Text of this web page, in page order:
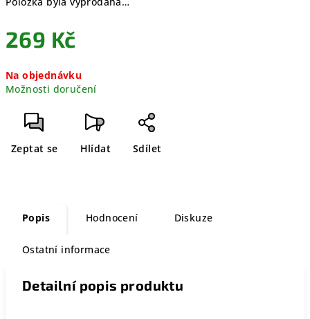
269 Kč
cena:
Na objednávku
Možnosti doručení
Zeptat se Hlídat Sdílet
Popis Hodnocení Diskuze
Ostatní informace
Detailní popis produktu